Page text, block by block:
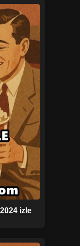
izle